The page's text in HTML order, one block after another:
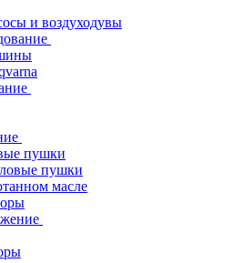
и воздуходувы
пушки
пушки
масле